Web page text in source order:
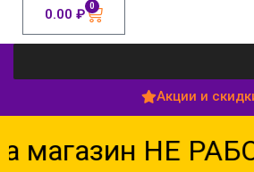
0.00 ₽ 0
Акции и
НЕ